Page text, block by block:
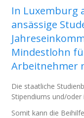
In Luxemburg
ansässige
Mindestlohn
Arbeitnehmer
Die staatliche
Stipendiums und/
Somit kann die